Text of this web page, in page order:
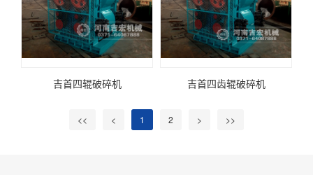
吉首四辊破碎机 吉首四齿辊破碎机
<< < 1 2 > >>